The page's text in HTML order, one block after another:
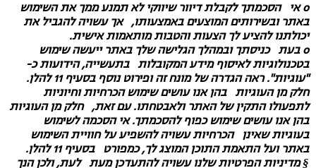
o אי הסכמתך לקבלת דיוור שיווקי לא תמנע ממך את השימוש
באתר ובשירותים המוצעים באמצעותו, אך עשויה להגביל את
יכולתנו להציע לך הצעות והטבות מותאמות אישית.
o בעת כניסתך ובמהלך הגלישה שלך באתר ייעשה שימוש
בטכנולוגיות לאיסוף מידע המקובלות בתעשייה, הידועות כ-
"עוגיות". ראה הגדרה של מונח זה ופירוט נוסף בסעיף ‏11 להלן.
חלק מן העוגיות בהן אנו עושים שימוש הכרחיות וחיוניות
לתפעולו התקין של האתר ולאבטחתו. עם זאת, חלק מן העוגיות
בהן אנו עושים שימוש כפוף להסכמתך. אי הסכמה לשימוש
בעוגיות שאינן הכרחיות עשויה להשפיע על חוויית השימוש
באתר ועל התאמת התוכן המוצג לך, כמפורט בסעיף 11 להלן.
§ מדיניות הפרטיות שלנו עשויה להתעדכן מעת לעת, ולכן הנך